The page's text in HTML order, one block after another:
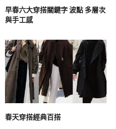
早春六大穿搭關鍵字 波點 多層次
與手工感
春天穿搭經典百搭